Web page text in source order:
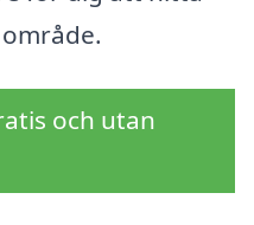
och utan